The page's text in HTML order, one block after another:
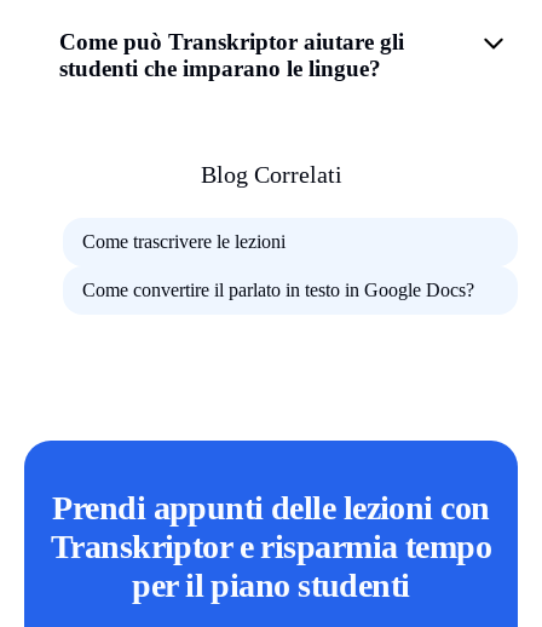
Come può Transkriptor aiutare gli
studenti che imparano le lingue?
Blog Correlati
Come trascrivere le lezioni
Come convertire il parlato in testo in Google Docs?
Prendi appunti delle lezioni con
Transkriptor e risparmia tempo
per il piano studenti